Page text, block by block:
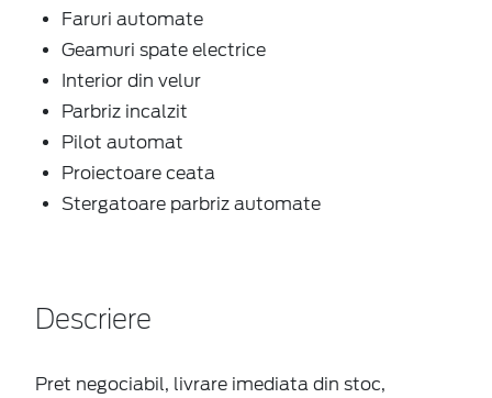
Faruri automate
Geamuri spate electrice
Interior din velur
Parbriz incalzit
Pilot automat
Proiectoare ceata
Stergatoare parbriz automate
Descriere
Pret negociabil, livrare imediata din stoc,